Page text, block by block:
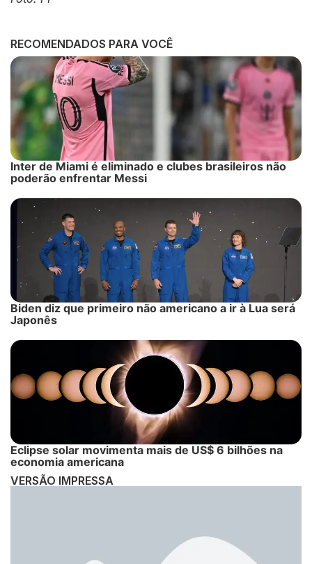
RECOMENDADOS PARA VOCÊ
Inter de Miami é eliminado e clubes brasileiros não
poderão enfrentar Messi
Biden diz que primeiro não americano a ir à Lua será
Japonês
Eclipse solar movimenta mais de US$ 6 bilhões na
economia americana
VERSÃO IMPRESSA